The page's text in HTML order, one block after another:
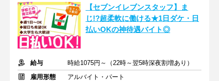
【セブンイレブンスタッフ】ま
じ!?超柔軟に働ける★1日ダケ・日
払いOKの神待遇バイト◎
給与
時給1075円～（22時～翌5時深夜割増あり）
雇用形態
アルバイト・パート